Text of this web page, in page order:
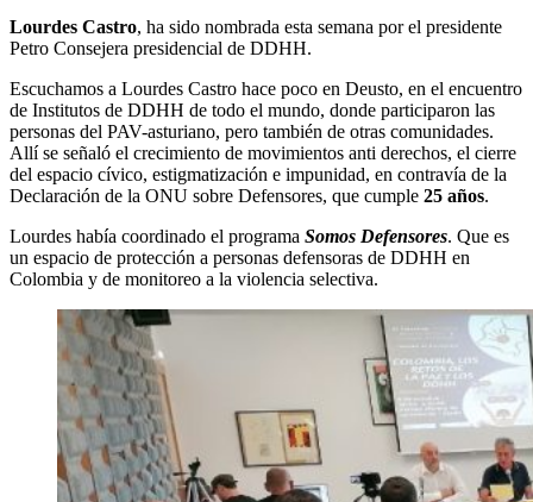
Lourdes Castro, ha sido nombrada esta semana por el presidente
Petro Consejera presidencial de DDHH.
Escuchamos a Lourdes Castro hace poco en Deusto, en el encuentro
de Institutos de DDHH de todo el mundo, donde participaron las
personas del PAV-asturiano, pero también de otras comunidades.
Allí se señaló el crecimiento de movimientos anti derechos, el cierre
del espacio cívico, estigmatización e impunidad, en contravía de la
Declaración de la ONU sobre Defensores, que cumple 25 años.
Lourdes había coordinado el programa Somos Defensores. Que es
un espacio de protección a personas defensoras de DDHH en
Colombia y de monitoreo a la violencia selectiva.